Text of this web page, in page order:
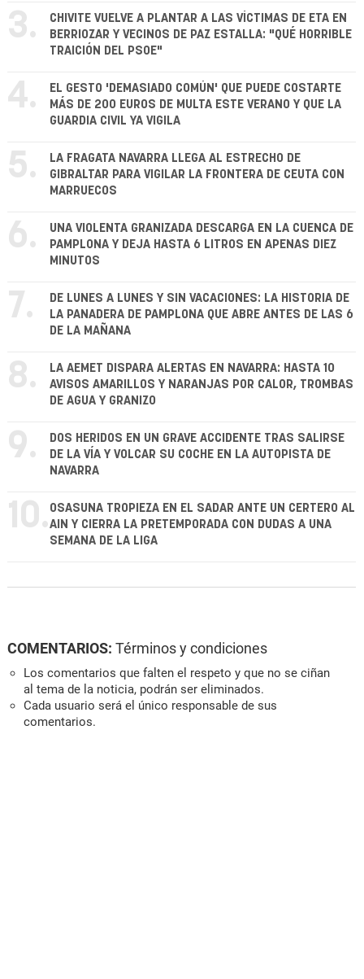
3.
CHIVITE VUELVE A PLANTAR A LAS VÍCTIMAS DE ETA EN
BERRIOZAR Y VECINOS DE PAZ ESTALLA: "QUÉ HORRIBLE
TRAICIÓN DEL PSOE"
4.
EL GESTO 'DEMASIADO COMÚN' QUE PUEDE COSTARTE
MÁS DE 200 EUROS DE MULTA ESTE VERANO Y QUE LA
GUARDIA CIVIL YA VIGILA
5.
LA FRAGATA NAVARRA LLEGA AL ESTRECHO DE
GIBRALTAR PARA VIGILAR LA FRONTERA DE CEUTA CON
MARRUECOS
6.
UNA VIOLENTA GRANIZADA DESCARGA EN LA CUENCA DE
PAMPLONA Y DEJA HASTA 6 LITROS EN APENAS DIEZ
MINUTOS
7.
DE LUNES A LUNES Y SIN VACACIONES: LA HISTORIA DE
LA PANADERA DE PAMPLONA QUE ABRE ANTES DE LAS 6
DE LA MAÑANA
8.
LA AEMET DISPARA ALERTAS EN NAVARRA: HASTA 10
AVISOS AMARILLOS Y NARANJAS POR CALOR, TROMBAS
DE AGUA Y GRANIZO
9.
DOS HERIDOS EN UN GRAVE ACCIDENTE TRAS SALIRSE
DE LA VÍA Y VOLCAR SU COCHE EN LA AUTOPISTA DE
NAVARRA
10. OSASUNA TROPIEZA EN EL SADAR ANTE UN CERTERO AL
AIN Y CIERRA LA PRETEMPORADA CON DUDAS A UNA
SEMANA DE LA LIGA
COMENTARIOS: Términos y condiciones
Los comentarios que falten el respeto y que no se ciñan
al tema de la noticia, podrán ser eliminados.
Cada usuario será el único responsable de sus
comentarios.